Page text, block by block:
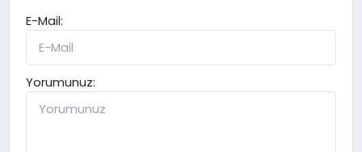
E-Mail:
Yorumunuz: